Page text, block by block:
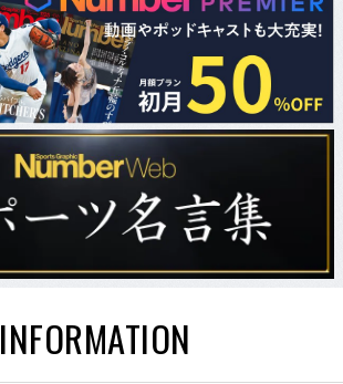
INFORMATION